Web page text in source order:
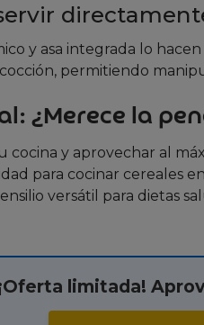
y asa integrada lo
permitiendo
¿Merece la
cocina y aprovechar al
para cocinar cereales
versátil para dietas
limitada!